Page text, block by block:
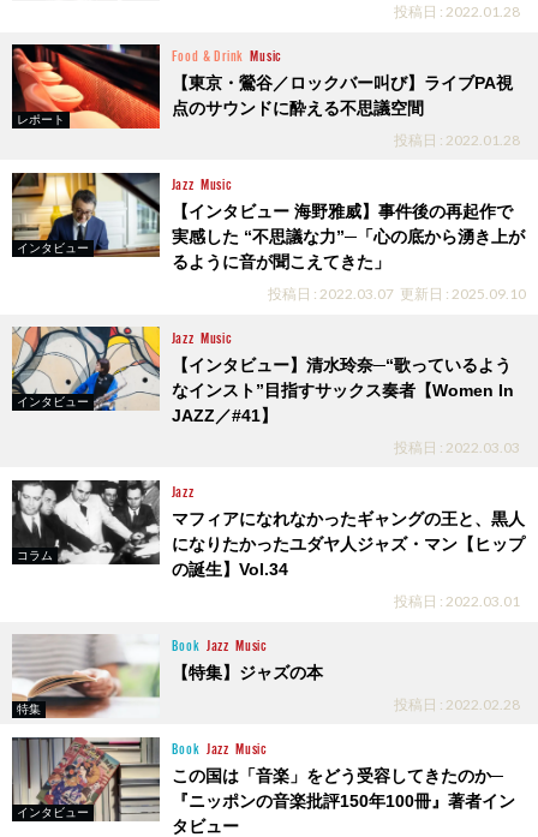
投稿日 : 2022.01.28
レポート
Food & Drink Music
【東京・鶯谷／ロックバー叫び】ライブPA視
点のサウンドに酔える不思議空間
投稿日 : 2022.01.28
インタビュー
Jazz Music
【インタビュー 海野雅威】事件後の再起作で
実感した “不思議な力”─「心の底から湧き上が
るように音が聞こえてきた」
投稿日 : 2022.03.07 更新日 : 2025.09.10
インタビュー
Jazz Music
【インタビュー】清水玲奈─“歌っているよう
なインスト”目指すサックス奏者【Women In
JAZZ／#41】
投稿日 : 2022.03.03
コラム
Jazz
マフィアになれなかったギャングの王と、黒人
になりたかったユダヤ人ジャズ・マン【ヒップ
の誕生】Vol.34
投稿日 : 2022.03.01
特集
Book Jazz Music
【特集】ジャズの本
投稿日 : 2022.02.28
インタビュー
Book Jazz Music
この国は「音楽」をどう受容してきたのか─
『ニッポンの音楽批評150年100冊』著者イン
タビュー